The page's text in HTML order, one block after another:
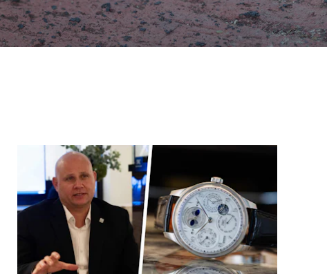
設立
1868
www.iwc.com
Interview: IWCミュージアム館長が語る、GPHG
2024で金の針賞に輝いたIWC ポルトギーゼ・エタ
ーナル・カレンダーとブランドの魅力